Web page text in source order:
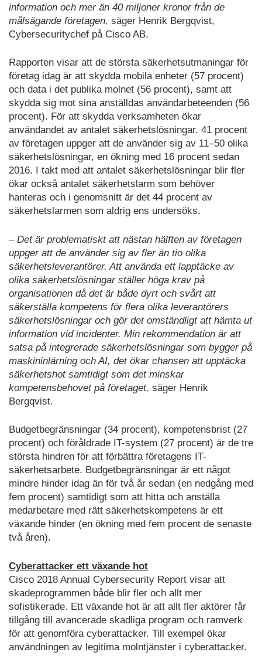
information och mer än 40 miljoner kronor från de
målsägande företagen, säger Henrik Bergqvist,
Cybersecuritychef på Cisco AB.
Rapporten visar att de största säkerhetsutmaningar för
företag idag är att skydda mobila enheter (57 procent)
och data i det publika molnet (56 procent), samt att
skydda sig mot sina anställdas användarbeteenden (56
procent). För att skydda verksamheten ökar
användandet av antalet säkerhetslösningar. 41 procent
av företagen uppger att de använder sig av 11–50 olika
säkerhetslösningar, en ökning med 16 procent sedan
2016. I takt med att antalet säkerhetslösningar blir fler
ökar också antalet säkerhetslarm som behöver
hanteras och i genomsnitt är det 44 procent av
säkerhetslarmen som aldrig ens undersöks.
– Det är problematiskt att nästan hälften av företagen
uppger att de använder sig av fler än tio olika
säkerhetsleverantörer. Att använda ett lapptäcke av
olika säkerhetslösningar ställer höga krav på
organisationen då det är både dyrt och svårt att
säkerställa kompetens för flera olika leverantörers
säkerhetslösningar och gör det omständligt att hämta ut
information vid incidenter. Min rekommendation är att
satsa på integrerade säkerhetslösningar som bygger på
maskininlärning och AI, det ökar chansen att upptäcka
säkerhetshot samtidigt som det minskar
kompetensbehovet på företaget, säger Henrik
Bergqvist.
Budgetbegränsningar (34 procent), kompetensbrist (27
procent) och föråldrade IT-system (27 procent) är de tre
största hindren för att förbättra företagens IT-
säkerhetsarbete. Budgetbegränsningar är ett något
mindre hinder idag än för två år sedan (en nedgång med
fem procent) samtidigt som att hitta och anställa
medarbetare med rätt säkerhetskompetens är ett
växande hinder (en ökning med fem procent de senaste
två åren).
Cyberattacker ett växande hot
Cisco 2018 Annual Cybersecurity Report visar att
skadeprogrammen både blir fler och allt mer
sofistikerade. Ett växande hot är att allt fler aktörer får
tillgång till avancerade skadliga program och ramverk
för att genomföra cyberattacker. Till exempel ökar
användningen av legitima molntjänster i cyberattacker.